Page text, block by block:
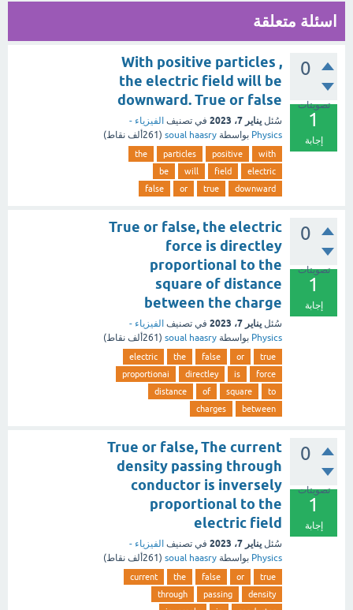
اسئلة متعلقة
0
تصويتات
1
إجابة
With positive particles ,
the electric field will be
downward. True or false
سُئل يناير 7، 2023 في تصنيف الفيزياء -
Physics بواسطة soual haasry
( 261ألف نقاط)
with
positive
particles
the
electric
field
will
be
downward
true
or
false
0
تصويتات
1
إجابة
True or false, the electric
force is directley
proportionaI to the
square of distance
between the charge
سُئل يناير 7، 2023 في تصنيف الفيزياء -
Physics بواسطة soual haasry
( 261ألف نقاط)
true
or
false
the
electric
force
is
directley
proportionai
to
square
of
distance
between
charges
0
تصويتات
1
إجابة
True or false, The current
density passing through
conductor is inversely
proportional to the
electric field
سُئل يناير 7، 2023 في تصنيف الفيزياء -
Physics بواسطة soual haasry
( 261ألف نقاط)
true
or
false
the
current
density
passing
through